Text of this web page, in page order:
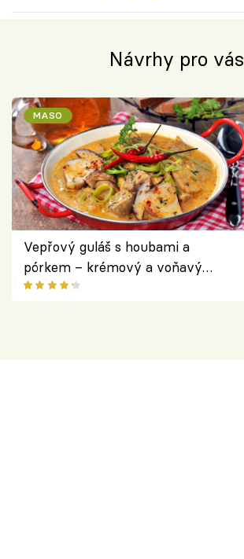
Návrhy pro vás
MASO
Vepřový guláš s houbami a
pórkem – krémový a voňavý
pokrm z jednoho hrnce